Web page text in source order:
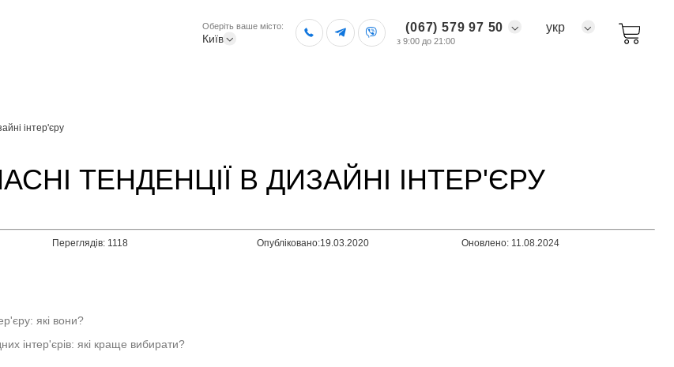
Оберіть ваше місто:
Київ
(067) 579 97 50
з 9:00 до 21:00
укр
інтер'єру
ТЕНДЕНЦІЇ В ДИЗАЙНІ ІНТЕР'ЄРУ
Переглядів: 1118 Опубліковано:19.03.2020 Оновлено: 11.08.2024
які вони?
інтер'єрів: які краще вибирати?